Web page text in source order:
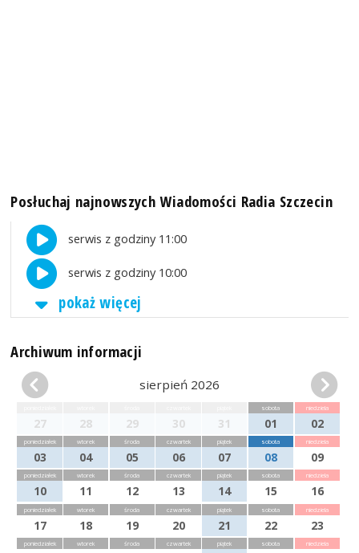
Posłuchaj najnowszych Wiadomości Radia Szczecin
serwis z godziny 11:00
serwis z godziny 10:00
pokaż więcej
Archiwum informacji
sierpień 2026
27 28 29 30 31
sobota
01
niedziela
02
poniedziałek
03
wtorek
04
środa
05
czwartek
06
piątek
07
sobota
08
niedziela
09
poniedziałek
10
wtorek
11
środa
12
czwartek
13
piątek
14
sobota
15
niedziela
16
poniedziałek
17
wtorek
18
środa
19
czwartek
20
piątek
21
sobota
22
niedziela
23
poniedziałek wtorek środa czwartek piątek sobota niedziela